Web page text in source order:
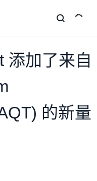
添加了来自
的新量